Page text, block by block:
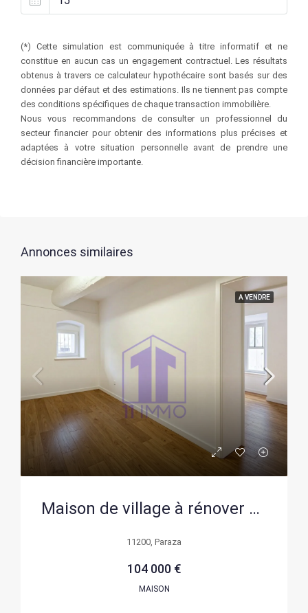
(*) Cette simulation est communiquée à titre informatif et ne
constitue en aucun cas un engagement contractuel. Les résultats
obtenus à travers ce calculateur hypothécaire sont basés sur des
données par défaut et des estimations. Ils ne tiennent pas compte
des conditions spécifiques de chaque transaction immobilière.
Nous vous recommandons de consulter un professionnel du
secteur financier pour obtenir des informations plus précises et
adaptées à votre situation personnelle avant de prendre une
décision financière importante.
Annonces similaires
A VENDRE
Maison de village à rénover à Paraza avec fort potentiel – Charmant village du Minervois
11200, Paraza
104 000 €
MAISON